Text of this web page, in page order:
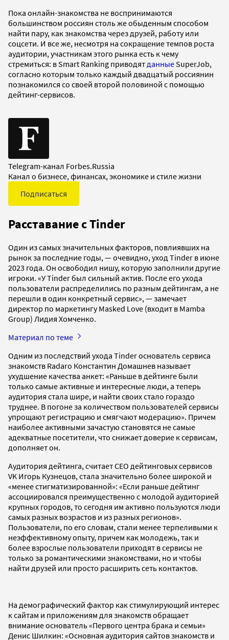
Пока онлайн-знакомства не воспринимаются
большинством россиян столь же обыденным способом
найти пару, как знакомства через друзей, работу или
соцсети. И все же, несмотря на сокращение темпов роста
аудитории, участникам этого рынка есть к чему
стремиться: в Smart Ranking приводят данныеSuperJob,
согласно которым только каждый двадцатый россиянин
познакомился со своей второй половиной с помощью
дейтинг-сервисов.
Telegram-канал Forbes.Russia
Канал о бизнесе, финансах, экономике и стиле жизни
Подписаться
Расставание с Tinder
Один из самых значительных факторов, повлиявших на
рынок за последние годы, — очевидно, уход Tinder в июне
2023 года. Он освободил нишу, которую заполнили другие
игроки. «У Tinder был сильный актив. После его ухода
пользователи распределились по разным дейтингам, а не
перешли в один конкретный сервис», — замечает
директор по маркетингу Masked Love (входит в Mamba
Group) Лидия Хомченко.
Материал по теме
Одним из последствий ухода Tinder основатель сервиса
знакомств Radaro Константин Домашнев называет
ухудшение качества анкет: «Раньше в дейтинге были
только самые активные и интересные люди, а теперь
аудитория стала шире, и найти своих стало гораздо
труднее. В погоне за количеством пользователей сервисы
упрощают регистрацию и смягчают модерацию». Причем
наиболее активными зачастую становятся не самые
адекватные посетители, что снижает доверие к сервисам,
дополняет он.
Аудитория дейтинга, считает СЕО дейтинговых сервисов
VK Игорь Кузнецов, стала значительно более широкой и
«менее стигматизированной»: «Если раньше дейтинг
ассоциировался преимущественно с молодой аудиторией
крупных городов, то сегодня им активно пользуются люди
самых разных возрастов и из разных регионов».
Пользователи, по его словам, стали менее терпеливыми к
неэффективному опыту, причем как молодежь, так и
более взрослые пользователи приходят в сервисы не
только за романтическими знакомствами, но и чтобы
найти друзей или просто расширить сеть контактов.
На демографический фактор как стимулирующий интерес
к сайтам и приложениям для знакомств обращает
внимание основатель «Первого центра брака и семьи»
Денис Шилкин: «Основная аудитория сайтов знакомств и